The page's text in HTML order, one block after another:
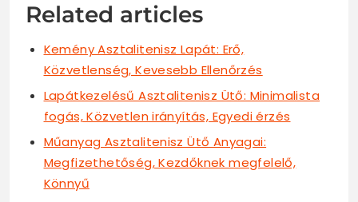
Related articles
Kemény Asztalitenisz Lapát: Erő,
Közvetlenség, Kevesebb Ellenőrzés
Lapátkezelésű Asztalitenisz Ütő: Minimalista
fogás, Közvetlen irányítás, Egyedi érzés
Műanyag Asztalitenisz Ütő Anyagai:
Megfizethetőség, Kezdőknek megfelelő,
Könnyű